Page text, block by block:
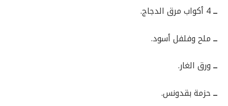
ــ4 أكواب مرق الدجاج.
ــملح وفلفل أسود.
ــورق الغار.
ــحزمة بقدونس.